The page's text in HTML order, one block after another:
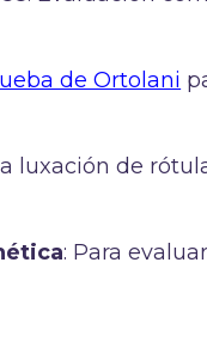
de Ortolani
luxación de
: Para